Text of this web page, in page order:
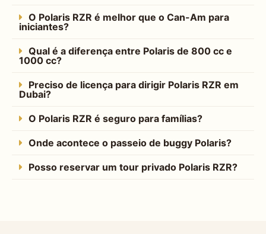
O Polaris RZR é melhor que o Can-Am para
iniciantes?
Qual é a diferença entre Polaris de 800 cc e
1000 cc?
Preciso de licença para dirigir Polaris RZR em
Dubai?
O Polaris RZR é seguro para famílias?
Onde acontece o passeio de buggy Polaris?
Posso reservar um tour privado Polaris RZR?